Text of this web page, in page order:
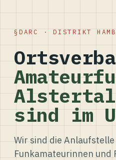
DARC · DISTRIKT
sind im
Wir sind die
Funkamateurinnen und